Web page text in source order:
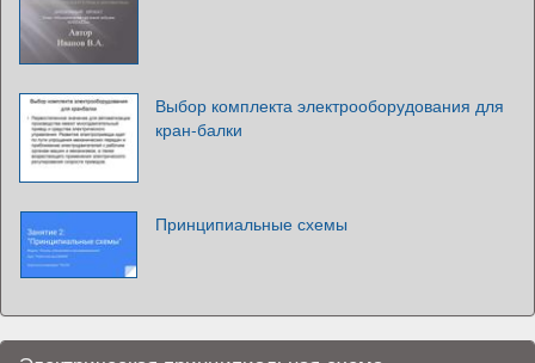
Выбор комплекта электрооборудования для
кран-балки
Принципиальные схемы